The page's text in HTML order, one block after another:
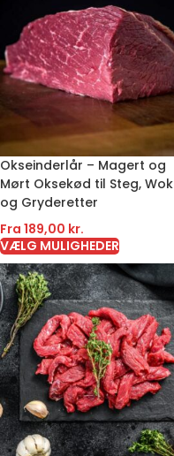
Okseinderlår – Magert og
Mørt Oksekød til Steg, Wok
og Gryderetter
Fra 189,00 kr.
VÆLG MULIGHEDER